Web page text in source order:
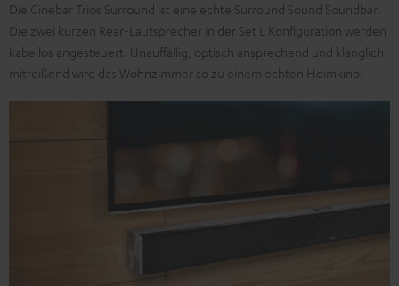
Die Cinebar Trios Surround ist eine echte Surround Sound Soundbar.
Die zwei kurzen Rear-Lautsprecher in der Set L Konfiguration werden
kabellos angesteuert. Unauffällig, optisch ansprechend und klanglich
mitreißend wird das Wohnzimmer so zu einem echten Heimkino.